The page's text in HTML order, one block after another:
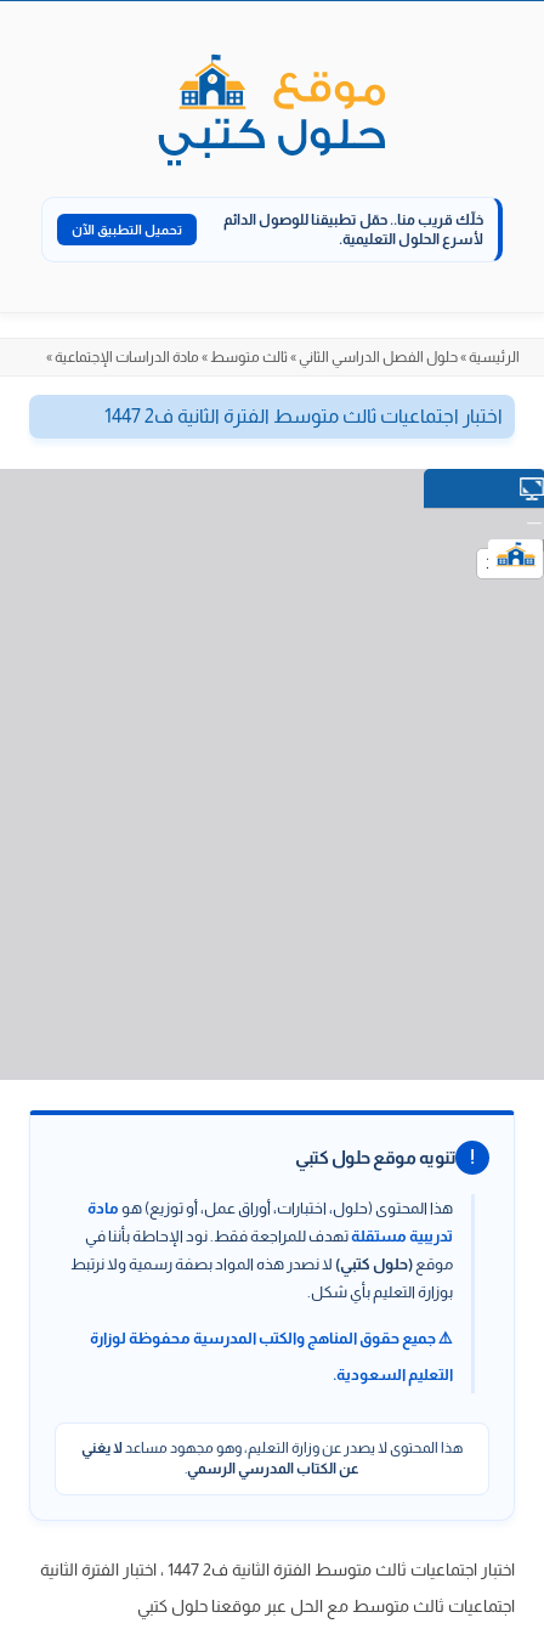
خلّك قريب منا.. حمّل تطبيقنا للوصول الدائم
لأسرع الحلول التعليمية.
تحميل التطبيق الآن
الرئيسية»حلول الفصل الدراسي الثاني» ثالث متوسط» مادة الدراسات الإجتماعية»
اختبار اجتماعيات ثالث متوسط الفترة الثانية ف2 1447
! تنويه موقع حلول كتبي
هذا المحتوى (حلول، اختبارات، أوراق عمل، أو توزيع) هو مادة
تدريبية مستقلةتهدف للمراجعة فقط. نود الإحاطة بأننا في
موقع (حلول كتبي) لا نصدر هذه المواد بصفة رسمية ولا نرتبط
بوزارة التعليم بأي شكل.
⚠️ جميع حقوق المناهج والكتب المدرسية محفوظة لوزارة
التعليم السعودية.
هذا المحتوى لا يصدر عن وزارة التعليم، وهو مجهود مساعدلا يغني
عن الكتاب المدرسي الرسمي.
اختبار اجتماعيات ثالث متوسط الفترة الثانية ف2 1447 ، اختبار الفترة الثانية
اجتماعيات ثالث متوسط مع الحل عبر موقعنا حلول كتبي